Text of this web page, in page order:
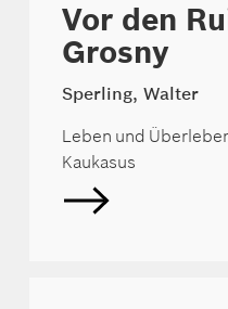
Vor den
Grosny
Sperling, Walter
Leben und
Kaukasus